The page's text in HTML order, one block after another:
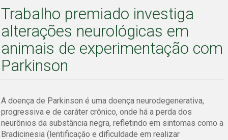
Trabalho premiado investiga
alterações neurológicas em
animais de experimentação com
Parkinson
A doença de Parkinson é uma doença neurodegenerativa,
progressiva e de caráter crônico, onde há a perda dos
neurônios da substância negra, refletindo em sintomas como a
Bradicinesia (lentificação e dificuldade em realizar